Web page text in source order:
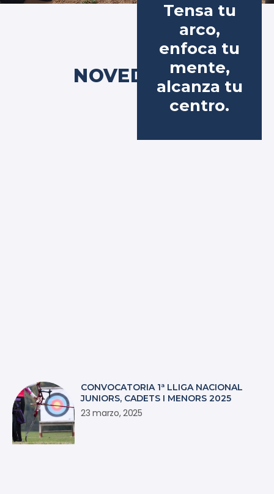
NOVEDADES
Tensa tu
arco,
enfoca tu
mente,
alcanza tu
centro.
CONVOCATORIA 1ª LLIGA NACIONAL
JUNIORS, CADETS I MENORS 2025
23 marzo, 2025